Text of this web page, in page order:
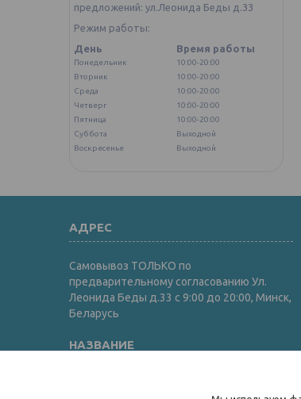
предложений: ул.Леонида Беды д.33
Режим работы:
День
Время работы
Понедельник
10:00-20:00
Вторник
10:00-20:00
Среда
10:00-20:00
Четверг
10:00-20:00
Пятница
10:00-20:00
Суббота
Выходной
Воскресенье
Выходной
Самовывоз ТОЛЬКО по
предварительному согласованию Ул.
Леонида Беды д.33 с 9:00 до 20:00, Минск,
Беларусь